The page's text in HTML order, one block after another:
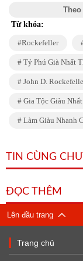
Từ khóa:
Rockefeller
Tỷ Phú Già Nhất
John D.
Gia Tộc Giàu Nhất
Làm Giàu Nhanh
TIN CÙNG
ĐỌC THÊM
Lên đầu trang
Trang chủ